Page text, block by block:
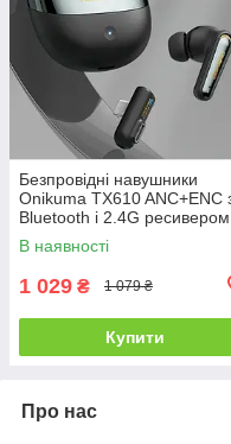
Безпровідні навушники
Onikuma TX610 ANC+ENC
Bluetooth і 2.4G ресивером
В наявності
1 029 ₴ 1 079 ₴
Купити
Про нас